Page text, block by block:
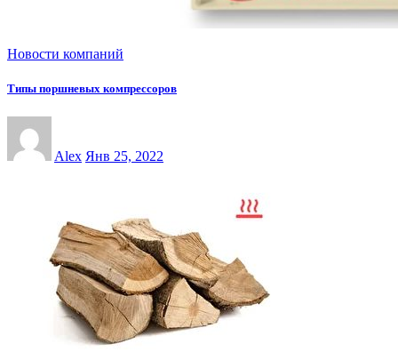
Новости компаний
Типы поршневых компрессоров
Alex Янв 25, 2022